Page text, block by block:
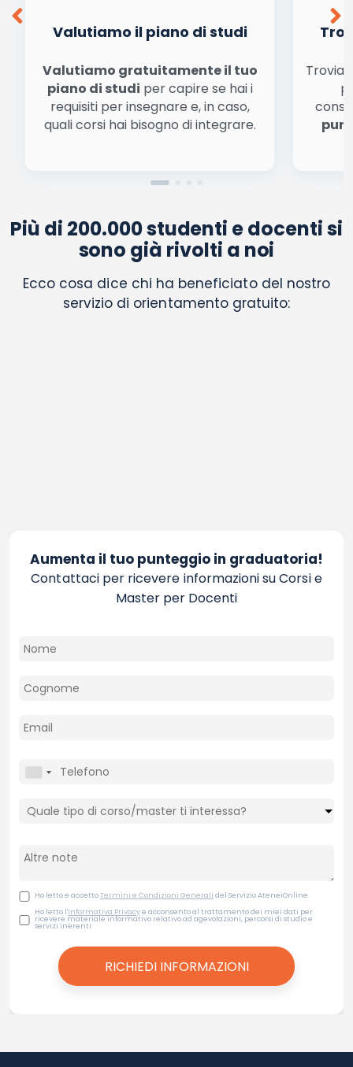
Valutiamo il piano di studi
Valutiamo gratuitamente il tuo
piano di studi per capire se hai i
requisiti per insegnare e, in caso,
quali corsi hai bisogno di integrare.
Più di 200.000 studenti e docenti si
sono già rivolti a noi
Ecco cosa dice chi ha beneficiato del nostro
servizio di orientamento gratuito:
Aumenta il tuo punteggio in graduatoria!
Contattaci per ricevere informazioni su Corsi e
Master per Docenti
Ho letto e accettoTermini e Condizioni Generali del Servizio AteneiOnline
Ho letto l'Informativa Privacye acconsento al trattamento dei miei dati per
ricevere materiale informativo relativo ad agevolazioni, percorsi di studio e
servizi inerenti